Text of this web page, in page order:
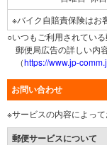
※バイク自賠責保険はお
○いつもご利用されてい
郵便局広告の詳しい内
（https://www.jp-
お問い合わせ
※サービスの内容によって
郵便サービスについて